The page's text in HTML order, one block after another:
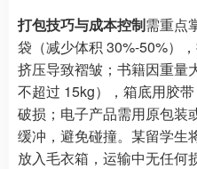
打包技巧与成本控制需重点
袋（减少体积 30%-50%）
挤压导致褶皱；书籍因重量
不超过 15kg），箱底用胶
破损；电子产品需用原包装
缓冲，避免碰撞。某留学生
放入毛衣箱，运输中无任何